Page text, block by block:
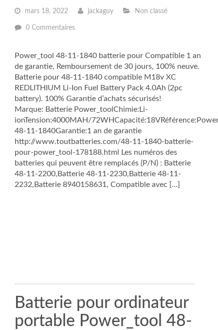
mars 18, 2022 jackaguy Non classé
0 Commentaires
Power_tool 48-11-1840 batterie pour Compatible 1 an
de garantie, Remboursement de 30 jours, 100% neuve.
Batterie pour 48-11-1840 compatible M18v XC
REDLITHIUM Li-Ion Fuel Battery Pack 4.0Ah (2pc
battery). 100% Garantie d’achats sécurisés!
Marque: Batterie Power_toolChimie:Li-
ionTension:4000MAH/
48-11-1840Garantie:1 an de garantie
http://www.toutbatteries.com/48-11-1840-batterie-
pour-power_tool-178188.html Les numéros des
batteries qui peuvent être remplacés (P/N) : Batterie
48-11-2200,Batterie 48-11-2230,Batterie 48-11-
2232,Batterie 8940158631, Compatible avec […]
Batterie pour ordinateur
portable Power_tool 48-